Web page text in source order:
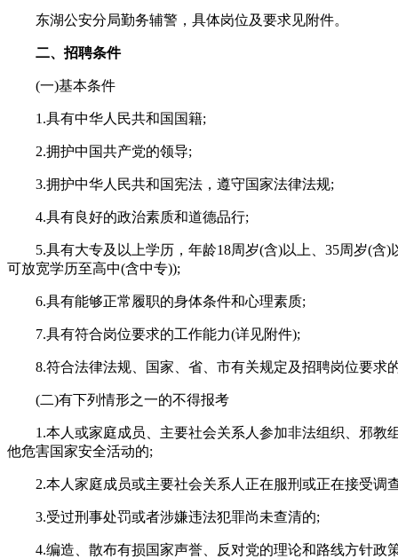
东湖公安分局勤务辅警，具体岗位及要求见附件。
二、招聘条件
(一)基本条件
1.具有中华人民共和国国籍;
2.拥护中国共产党的领导;
3.拥护中华人民共和国宪法，遵守国家法律法规;
4.具有良好的政治素质和道德品行;
5.具有大专及以上学历，年龄18周岁(含)以上、35周岁(含)
可放宽学历至高中(含中专));
6.具有能够正常履职的身体条件和心理素质;
7.具有符合岗位要求的工作能力(详见附件);
8.符合法律法规、国家、省、市有关规定及招聘岗位要求
(二)有下列情形之一的不得报考
1.本人或家庭成员、主要社会关系人参加非法组织、邪教
他危害国家安全活动的;
2.本人家庭成员或主要社会关系人正在服刑或正在接受调
3.受过刑事处罚或者涉嫌违法犯罪尚未查清的;
4.编造、散布有损国家声誉、反对党的理论和路线方针政